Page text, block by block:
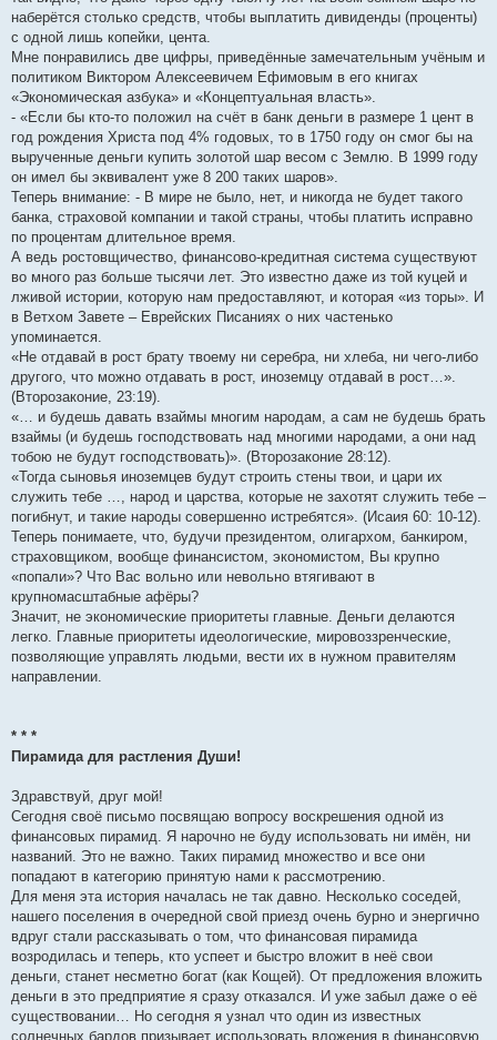
наберётся столько средств, чтобы выплатить дивиденды (проценты)
с одной лишь копейки, цента.
Мне понравились две цифры, приведённые замечательным учёным и
политиком Виктором Алексеевичем Ефимовым в его книгах
«Экономическая азбука» и «Концептуальная власть».
- «Если бы кто-то положил на счёт в банк деньги в размере 1 цент в
год рождения Христа под 4% годовых, то в 1750 году он смог бы на
вырученные деньги купить золотой шар весом с Землю. В 1999 году
он имел бы эквивалент уже 8 200 таких шаров».
Теперь внимание: - В мире не было, нет, и никогда не будет такого
банка, страховой компании и такой страны, чтобы платить исправно
по процентам длительное время.
А ведь ростовщичество, финансово-кредитная система существуют
во много раз больше тысячи лет. Это известно даже из той куцей и
лживой истории, которую нам предоставляют, и которая «из торы». И
в Ветхом Завете – Еврейских Писаниях о них частенько
упоминается.
«Не отдавай в рост брату твоему ни серебра, ни хлеба, ни чего-либо
другого, что можно отдавать в рост, иноземцу отдавай в рост…».
(Второзаконие, 23:19).
«… и будешь давать взаймы многим народам, а сам не будешь брать
взаймы (и будешь господствовать над многими народами, а они над
тобою не будут господствовать)». (Второзаконие 28:12).
«Тогда сыновья иноземцев будут строить стены твои, и цари их
служить тебе …, народ и царства, которые не захотят служить тебе –
погибнут, и такие народы совершенно истребятся». (Исаия 60: 10-12).
Теперь понимаете, что, будучи президентом, олигархом, банкиром,
страховщиком, вообще финансистом, экономистом, Вы крупно
«попали»? Что Вас вольно или невольно втягивают в
крупномасштабные афёры?
Значит, не экономические приоритеты главные. Деньги делаются
легко. Главные приоритеты идеологические, мировоззренческие,
позволяющие управлять людьми, вести их в нужном правителям
направлении.
* * *
Пирамида для растления Души!
Здравствуй, друг мой!
Сегодня своё письмо посвящаю вопросу воскрешения одной из
финансовых пирамид. Я нарочно не буду использовать ни имён, ни
названий. Это не важно. Таких пирамид множество и все они
попадают в категорию принятую нами к рассмотрению.
Для меня эта история началась не так давно. Несколько соседей,
нашего поселения в очередной свой приезд очень бурно и энергично
вдруг стали рассказывать о том, что финансовая пирамида
возродилась и теперь, кто успеет и быстро вложит в неё свои
деньги, станет несметно богат (как Кощей). От предложения вложить
деньги в это предприятие я сразу отказался. И уже забыл даже о её
существовании… Но сегодня я узнал что один из известных
солнечных бардов призывает использовать вложения в финансовую